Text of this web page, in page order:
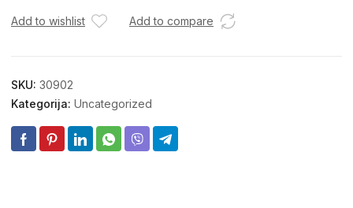
Add to wishlist Add to compare
SKU: 30902
Kategorija: Uncategorized